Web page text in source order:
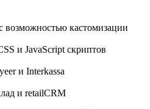
возможностью кастомизации
и JavaScript скриптов
и Interkassa
и retailCRM